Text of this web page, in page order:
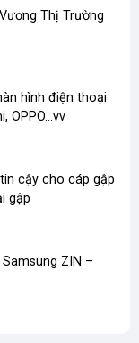
Thị Trường
hình điện thoại
OPPO...vv
cậy cho cáp gập
gập
ZIN –